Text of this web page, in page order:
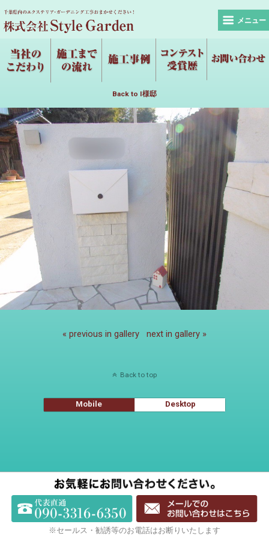
メニュー
Back to I様邸
« previous in gallery next in gallery »
Back to top
Mobile Desktop
※セールス・勧誘等のお電話はお断りいたします